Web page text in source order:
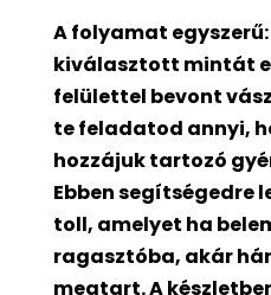
A folyamat
kiválasztott mintát
felülettel bevont
te feladatod annyi,
hozzájuk tartozó
Ebben segítségedre
toll, amelyet ha
ragasztóba, akár
megtart. A